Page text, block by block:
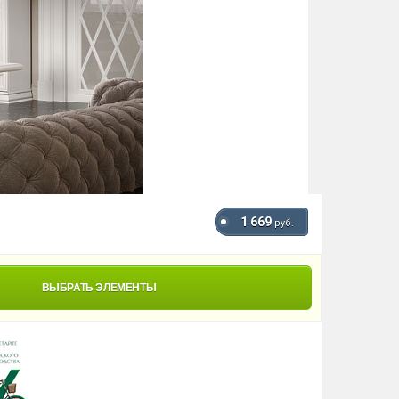
1 669 руб.
ВЫБРАТЬ ЭЛЕМЕНТЫ